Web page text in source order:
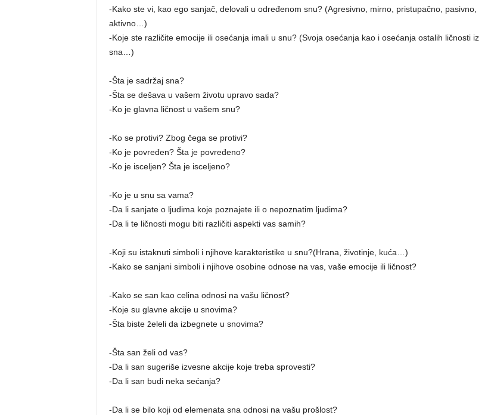
-Kako ste vi, kao ego sanjač, delovali u određenom snu? (Agresivno, mirno, pristupačno, pasivno,
aktivno…)
-Koje ste različite emocije ili osećanja imali u snu? (Svoja osećanja kao i osećanja ostalih ličnosti iz
sna…)
-Šta je sadržaj sna?
-Šta se dešava u vašem životu upravo sada?
-Ko je glavna ličnost u vašem snu?
-Ko se protivi? Zbog čega se protivi?
-Ko je povređen? Šta je povređeno?
-Ko je isceljen? Šta je isceljeno?
-Ko je u snu sa vama?
-Da li sanjate o ljudima koje poznajete ili o nepoznatim ljudima?
-Da li te ličnosti mogu biti različiti aspekti vas samih?
-Koji su istaknuti simboli i njihove karakteristike u snu?(Hrana, životinje, kuća…)
-Kako se sanjani simboli i njihove osobine odnose na vas, vaše emocije ili ličnost?
-Kako se san kao celina odnosi na vašu ličnost?
-Koje su glavne akcije u snovima?
-Šta biste želeli da izbegnete u snovima?
-Šta san želi od vas?
-Da li san sugeriše izvesne akcije koje treba sprovesti?
-Da li san budi neka sećanja?
-Da li se bilo koji od elemenata sna odnosi na vašu prošlost?